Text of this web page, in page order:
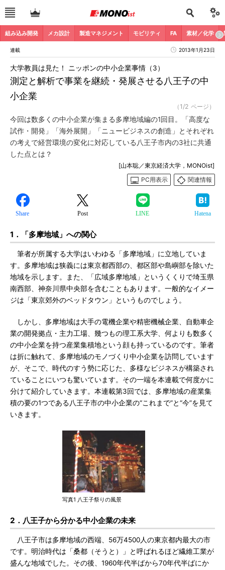
組み込み開発 メカ設計 製造マネジメント モビリティ FA 素材／化学
連載 2013年1月23日
測定と解析で事業を継続・発展させる八王子の中
小企業
大学教員は見た！ ニッポンの中小企業事情（3）
（1/2 ページ）
今回は数多くの中小企業が集まる多摩地域編の1回目。「高度な
試作・開発」「海外展開」「ニュービジネスの創造」とそれぞれ
の考えで経営環境の変化に対応している八王子市内の3社に共通
した点とは？
[山本聡／東京経済大学，MONOist]
PC用表示
関連情報
Share Post LINE Hatena
1．「多摩地域」への関心
筆者が所属する大学はいわゆる「多摩地域」に立地していま
す。多摩地域は狭義には東京都西部の、都区部や島嶼部を除いた
地域を示します。また、「広域多摩地域」というくくりで埼玉県
南西部、神奈川県中央部を含むこともあります。一般的なイメー
ジは「東京郊外のベッドタウン」というものでしょう。
しかし、多摩地域は大手の電機企業や精密機械企業、自動車企
業の開発拠点・主力工場、幾つもの理工系大学、何よりも数多く
の中小企業を持つ産業集積地という顔も持っているのです。筆者
は折に触れて、多摩地域のモノづくり中小企業を訪問しています
が、そこで、時代のすう勢に応じた、多様なビジネスが構築され
ていることにいつも驚いています。その一端を本連載で何度かに
分けて紹介していきます。本連載第3回では、多摩地域の産業集
積の要の1つである八王子市の中小企業の“これまで”と“今”を見て
いきます。
写真1 八王子祭りの風景
2．八王子から分かる中小企業の未来
八王子市は多摩地域の西端、56万4500人の東京都内最大の市
です。明治時代は「桑都（そうと）」と呼ばれるほど繊維工業が
盛んな地域でした。その後、1960年代半ばから70年代半ばにか